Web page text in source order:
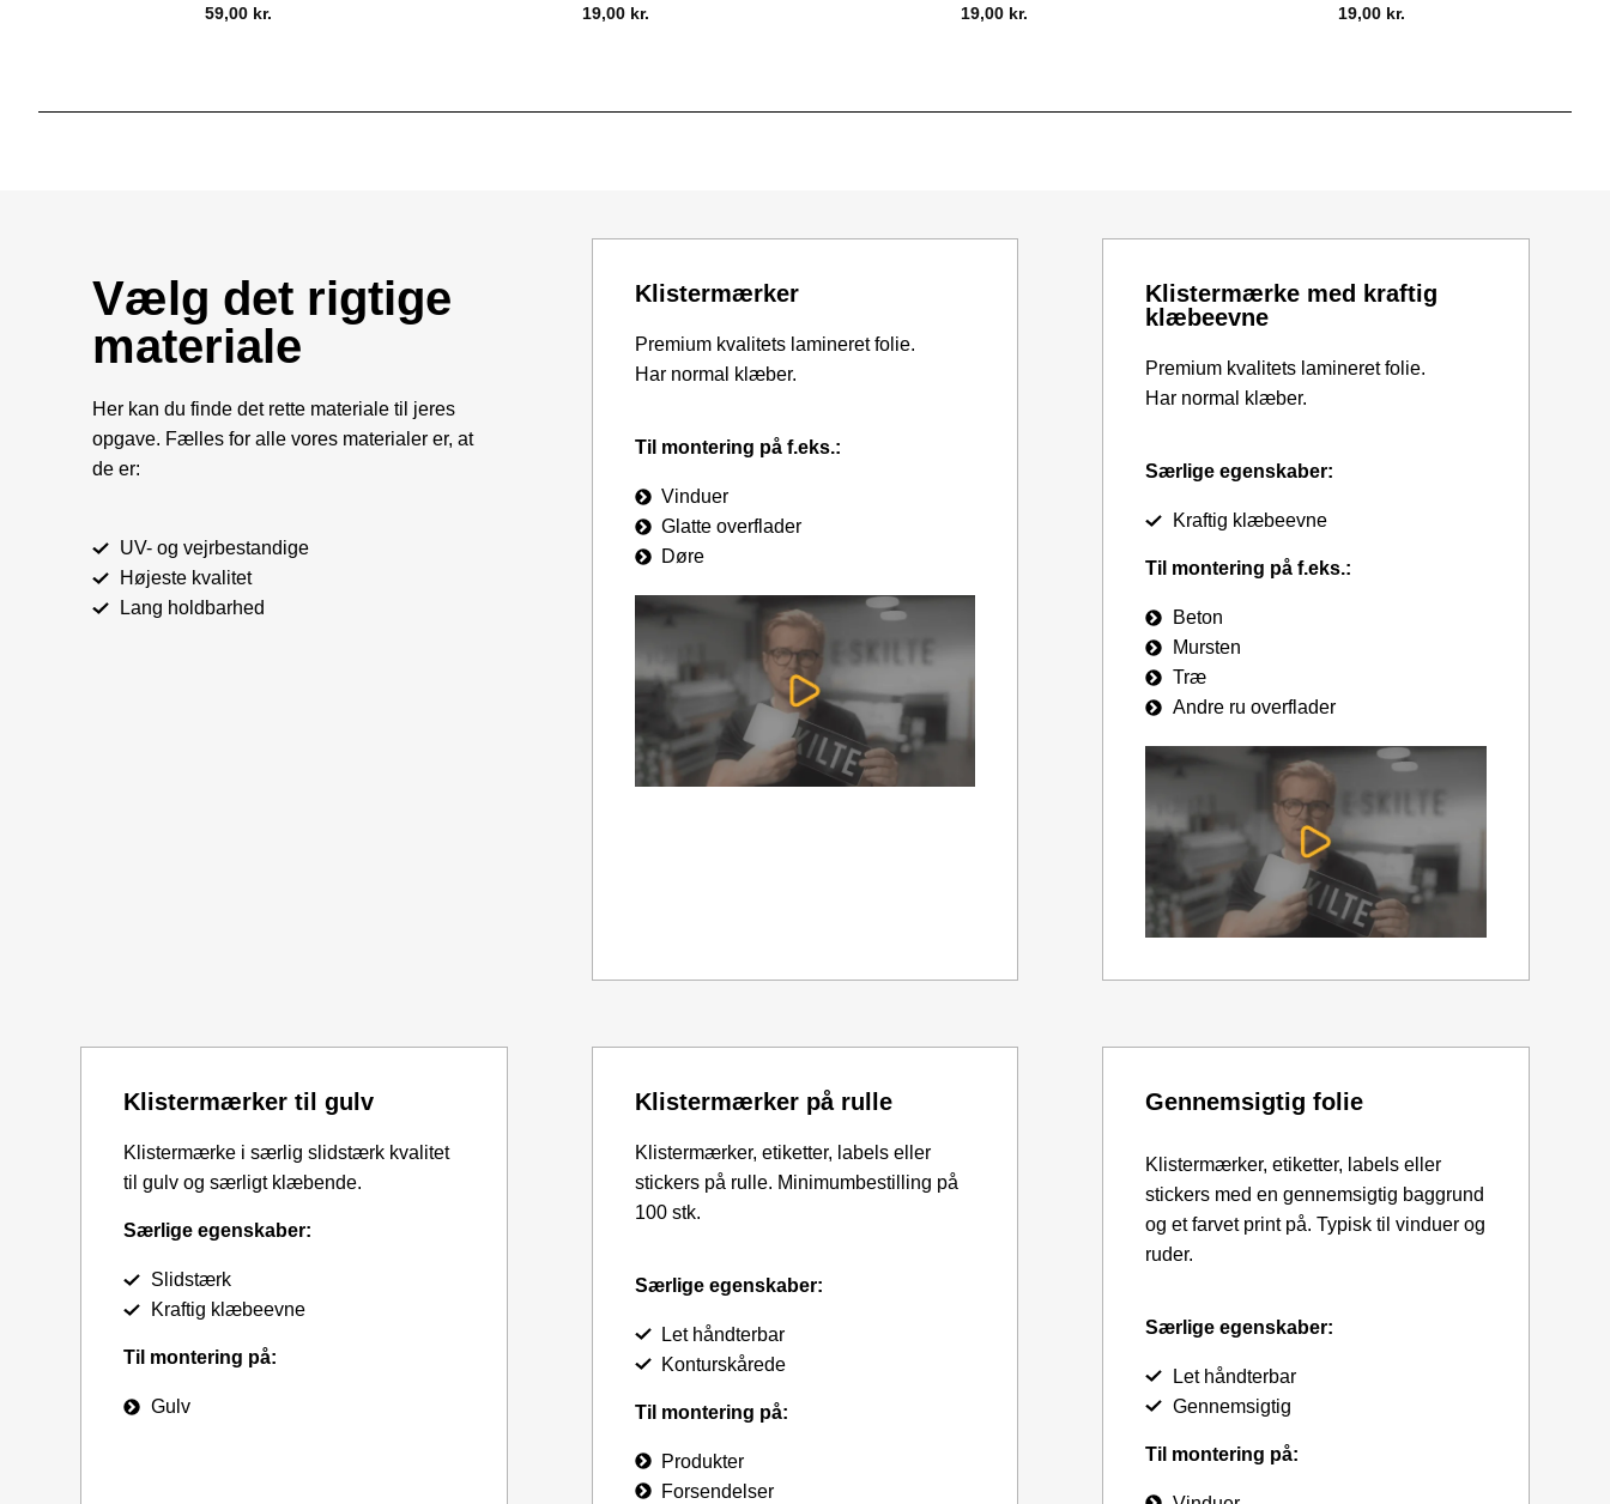
59,00 kr.
19,00 kr.
19,00 kr.
19,00 kr.
Vælg det rigtige
materiale
Her kan du finde det rette materiale til jeres
opgave. Fælles for alle vores materialer er, at
de er:
UV- og vejrbestandige
Højeste kvalitet
Lang holdbarhed
Klistermærker
Premium kvalitets lamineret folie.
Har normal klæber.
Til montering på f.eks.:
Vinduer
Glatte overflader
Døre
Klistermærke med kraftig
klæbeevne
Premium kvalitets lamineret folie.
Har normal klæber.
Særlige egenskaber:
Kraftig klæbeevne
Til montering på f.eks.:
Beton
Mursten
Træ
Andre ru overflader
Klistermærker til gulv
Klistermærke i særlig slidstærk kvalitet
til gulv og særligt klæbende.
Særlige egenskaber:
Slidstærk
Kraftig klæbeevne
Til montering på:
Gulv
Klistermærker på rulle
Klistermærker, etiketter, labels eller
stickers på rulle. Minimumbestilling på
100 stk.
Særlige egenskaber:
Let håndterbar
Konturskårede
Til montering på:
Produkter
Forsendelser
Gennemsigtig folie
Klistermærker, etiketter, labels eller
stickers med en gennemsigtig baggrund
og et farvet print på. Typisk til vinduer og
ruder.
Særlige egenskaber:
Let håndterbar
Gennemsigtig
Til montering på: